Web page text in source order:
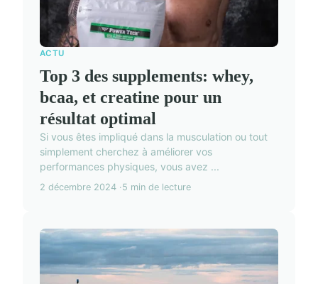
ACTU
Top 3 des supplements: whey,
bcaa, et creatine pour un
résultat optimal
Si vous êtes impliqué dans la musculation ou tout
simplement cherchez à améliorer vos
performances physiques, vous avez ...
2 décembre 2024 5 min de lecture